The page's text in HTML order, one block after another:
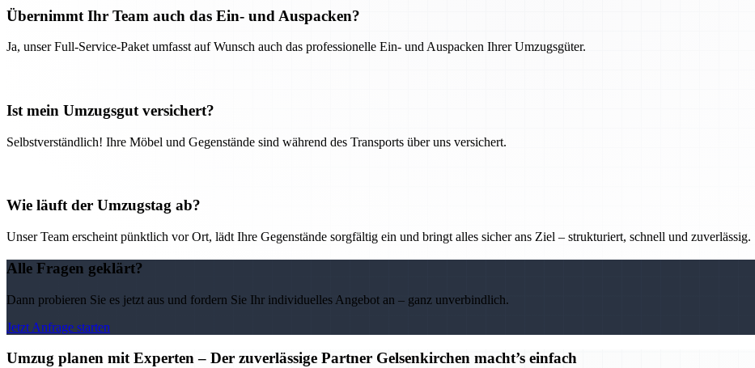
Übernimmt Ihr Team auch das Ein- und Auspacken?
Ja, unser Full-Service-Paket umfasst auf Wunsch auch das professionelle Ein- und Auspacken Ihrer Umzugsgüter.
Ist mein Umzugsgut versichert?
Selbstverständlich! Ihre Möbel und Gegenstände sind während des Transports über uns versichert.
Wie läuft der Umzugstag ab?
Unser Team erscheint pünktlich vor Ort, lädt Ihre Gegenstände sorgfältig ein und bringt alles sicher ans Ziel – strukturiert, schnell und zuverlässig.
Alle Fragen geklärt?
Dann probieren Sie es jetzt aus und fordern Sie Ihr individuelles Angebot an – ganz unverbindlich.
Jetzt Anfrage starten
Umzug planen mit Experten – Der zuverlässige Partner Gelsenkirchen macht’s einfach